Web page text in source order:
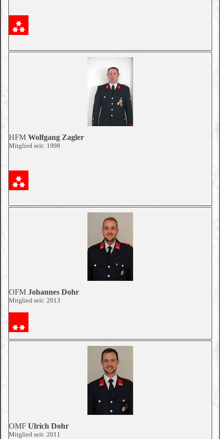
HFM Wolfgang Zagler
Mitglied seit: 1998
OFM Johannes Dohr
Mitglied seit: 2013
OMF Ulrich Dohr
Mitglied seit: 2011